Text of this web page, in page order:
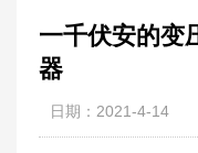
一千伏安的变
器
日期：2021-4-14